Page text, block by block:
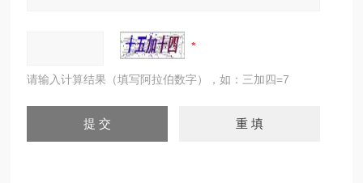
请输入计算结果（填写阿拉伯数字），如：三加四=7